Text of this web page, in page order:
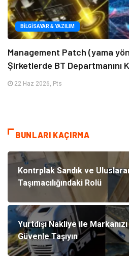
BILGISAYAR & YAZILIM
Management Patch (yama
Şirketlerde BT Departmanını
22 Haz 2026, Pts
BUNLARI KAÇIRMA
Kontrplak Sandık ve
Taşımacılığındaki Rolü
Yurtdışı Nakliye ile
Güvenle Taşıyın